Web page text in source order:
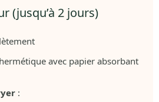
(jusqu’à 2 jours)
avec papier absorbant
: